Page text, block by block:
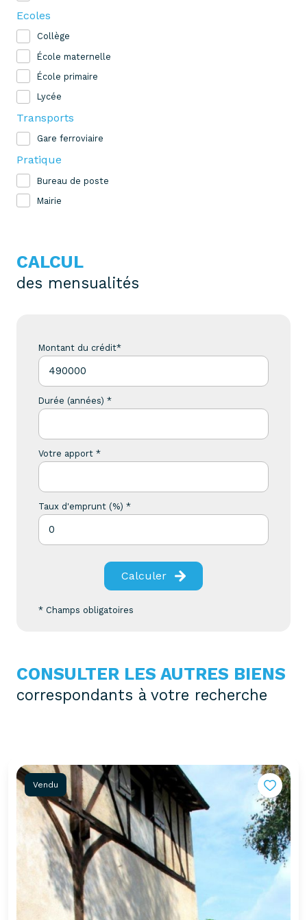
Ecoles
Collège
École maternelle
École primaire
Lycée
Transports
Gare ferroviaire
Pratique
Bureau de poste
Mairie
CALCUL
des mensualités
Montant du crédit*
Durée (années) *
Votre apport *
Taux d'emprunt (%) *
Calculer
* Champs obligatoires
CONSULTER LES AUTRES BIENS
correspondants à votre recherche
Vendu